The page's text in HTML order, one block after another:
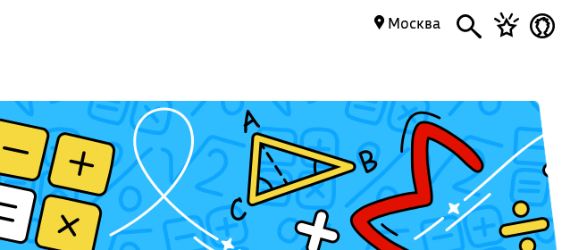
Москва